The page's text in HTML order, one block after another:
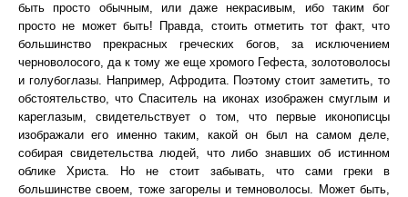
быть просто обычным, или даже некрасивым, ибо таким бог
просто не может быть! Правда, стоить отметить тот факт, что
большинство прекрасных греческих богов, за исключением
черноволосого, да к тому же еще хромого Гефеста, золотоволосы
и голубоглазы. Например, Афродита. Поэтому стоит заметить, то
обстоятельство, что Спаситель на иконах изображен смуглым и
кареглазым, свидетельствует о том, что первые иконописцы
изображали его именно таким, какой он был на самом деле,
собирая свидетельства людей, что либо знавших об истинном
облике Христа. Но не стоит забывать, что сами греки в
большинстве своем, тоже загорелы и темноволосы. Может быть,